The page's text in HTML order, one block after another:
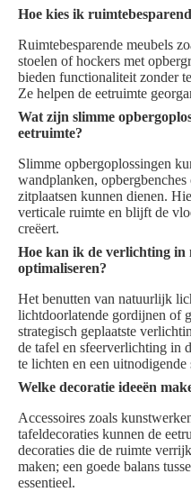
Hoe kies ik
Ruimtebesparende meubels
stoelen of hockers met
bieden functionaliteit zonder
Ze helpen de eetruimte
Wat zijn slimme
eetruimte?
Slimme opbergoplossingen
wandplanken,
zitplaatsen kunnen dienen.
verticale ruimte en blijft de
creëert.
Hoe kan ik de verlichting in
optimaliseren?
Het benutten van natuurlijk
lichtdoorlatende gordijnen of
strategisch geplaatste
de tafel en sfeerverlichting in
te lichten en een uitnodigende
Welke decoratie ideeën
Accessoires zoals
tafeldecoraties kunnen de
decoraties die de ruimte
maken; een goede balans
essentieel.